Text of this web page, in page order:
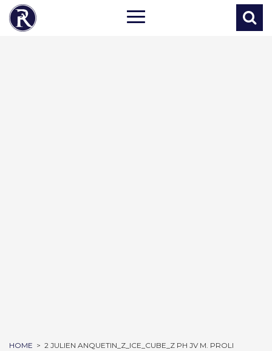
HOME > 2 JULIEN ANQUETIN_Z_ICE_CUBE_Z PH JV M. PROLI